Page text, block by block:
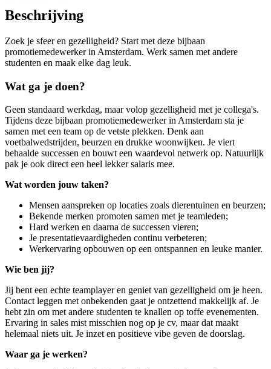
Beschrijving
Zoek je sfeer en gezelligheid? Start met deze bijbaan
promotiemedewerker in Amsterdam. Werk samen met andere
studenten en maak elke dag leuk.
Wat ga je doen?
Geen standaard werkdag, maar volop gezelligheid met je collega's.
Tijdens deze bijbaan promotiemedewerker in Amsterdam sta je
samen met een team op de vetste plekken. Denk aan
voetbalwedstrijden, beurzen en drukke woonwijken. Je viert
behaalde successen en bouwt een waardevol netwerk op. Natuurlijk
pak je ook direct een heel lekker salaris mee.
Wat worden jouw taken?
Mensen aanspreken op locaties zoals dierentuinen en beurzen;
Bekende merken promoten samen met je teamleden;
Hard werken en daarna de successen vieren;
Je presentatievaardigheden continu verbeteren;
Werkervaring opbouwen op een ontspannen en leuke manier.
Wie ben jij?
Jij bent een echte teamplayer en geniet van gezelligheid om je heen.
Contact leggen met onbekenden gaat je ontzettend makkelijk af. Je
hebt zin om met andere studenten te knallen op toffe evenementen.
Ervaring in sales mist misschien nog op je cv, maar dat maakt
helemaal niets uit. Je inzet en positieve vibe geven de doorslag.
Waar ga je werken?